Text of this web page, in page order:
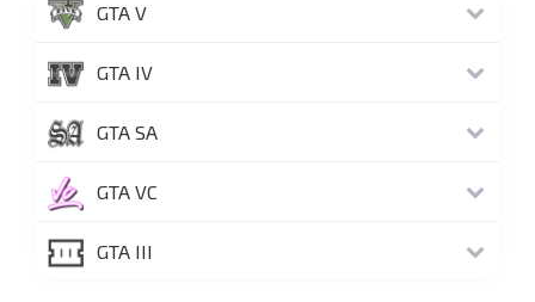
GTA V
GTA IV
GTA SA
GTA VC
GTA III